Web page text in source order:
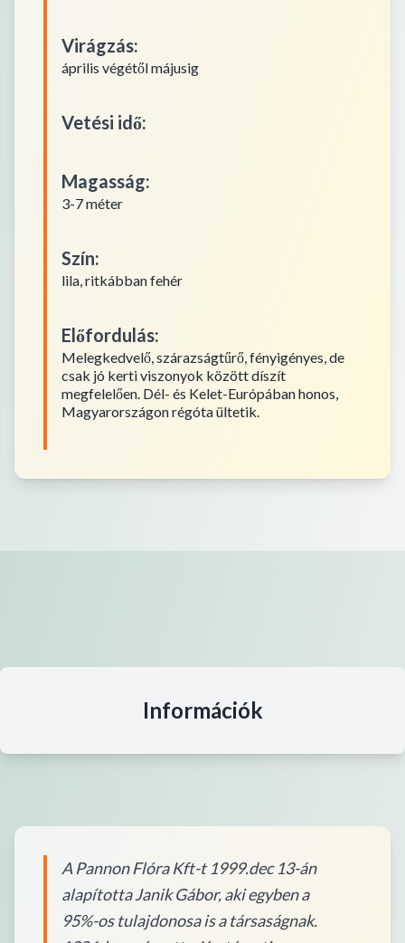
Virágzás:
április végétől májusig
Vetési idő:
Magasság:
3-7 méter
Szín:
lila, ritkábban fehér
Előfordulás:
Melegkedvelő, szárazságtűrő, fényigényes, de
csak jó kerti viszonyok között díszít
megfelelően. Dél- és Kelet-Európában honos,
Magyarországon régóta ültetik.
Információk
A Pannon Flóra Kft-t 1999.dec 13-án
alapította Janik Gábor, aki egyben a
95%-os tulajdonosa is a társaságnak.